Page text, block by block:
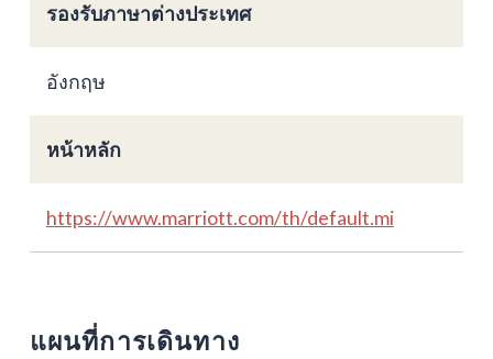
รองรับภาษาต่างประเทศ
อังกฤษ
หน้าหลัก
https://www.marriott.com/th/default.mi
แผนที่การเดินทาง